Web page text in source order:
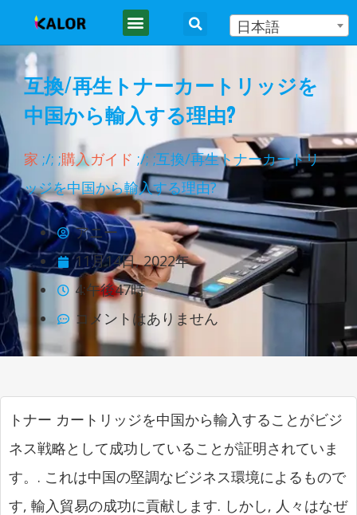
日本語
互換/再生トナーカートリッジを
中国から輸入する理由?
家 ;/; ;購入ガイド ;/; ;互換/再生トナーカートリ
ッジを中国から輸入する理由?
アニー
11月14日, 2022年
4:午後47時
コメントはありません
トナー カートリッジを中国から輸入することがビジ
ネス戦略として成功していることが証明されていま
す。. これは中国の堅調なビジネス環境によるもので
す, 輸入貿易の成功に貢献します. しかし, 人々はなぜ